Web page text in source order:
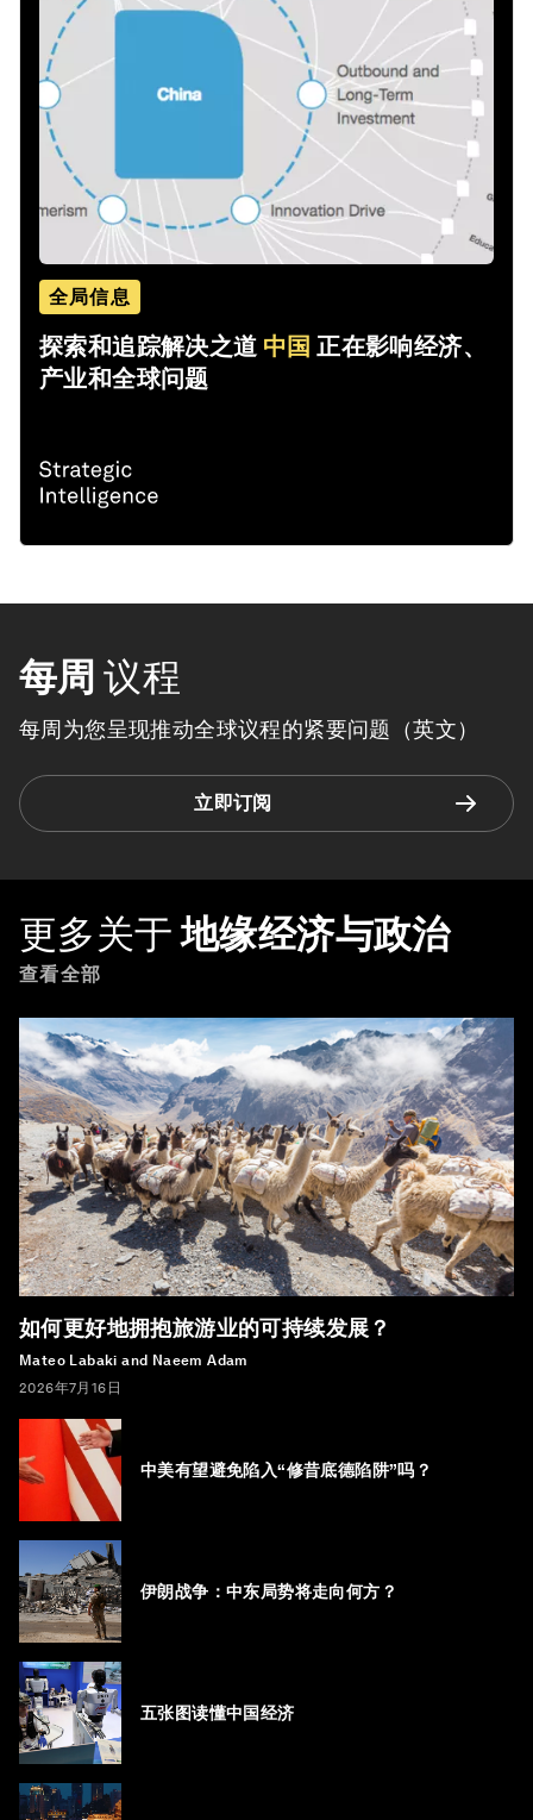
全局信息
探索和追踪解决之道 中国 正在影响经济、
产业和全球问题
每周 议程
每周为您呈现推动全球议程的紧要问题（英文）
立即订阅
更多关于 地缘经济与政治
查看全部
如何更好地拥抱旅游业的可持续发展？
Mateo Labaki and Naeem Adam
2026年7月16日
中美有望避免陷入“修昔底德陷阱”吗？
伊朗战争：中东局势将走向何方？
五张图读懂中国经济